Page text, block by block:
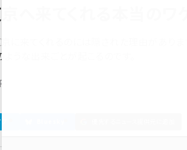
へ来てくれる本当のワケ
来てくれるのには隠された理由があります
な出来ごとが起こるのです。